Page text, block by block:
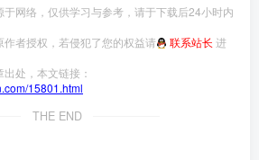
网络，仅供学习与参考，请于下载后24小时内
作者授权，若侵犯了您的权益请 联系站长 进
处，本文链接：
15801.html
THE END